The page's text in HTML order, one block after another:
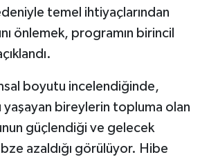
temel ihtiyaçlarından
önlemek, programın birincil
boyutu incelendiğinde,
yaşayan bireylerin topluma olan
güçlendiği ve gelecek
azaldığı görülüyor. Hibe